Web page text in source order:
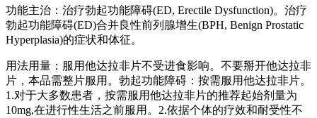
功能主治：治疗勃起功能障碍(ED, Erectile Dysfunction)。治疗
勃起功能障碍(ED)合并良性前列腺增生(BPH, Benign Prostatic
Hyperplasia)的症状和体征。
用法用量：服用他达拉非片不受进食影响。不要掰开他达拉非
片，本品需整片服用。勃起功能障碍：按需服用他达拉非片。
1.对于大多数患者，按需服用他达拉非片的推荐起始剂量为
10mg,在进行性生活之前服用。2.依据个体的疗效和耐受性不